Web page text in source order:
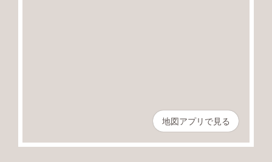
地図アプリで見る